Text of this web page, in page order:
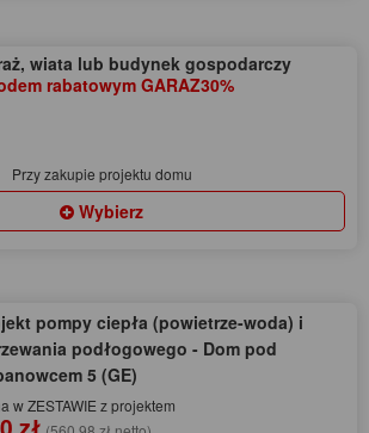
wiata lub budynek gospodarczy
rabatowym GARAZ30%
Przy zakupie projektu domu
Wybierz
pompy ciepła (powietrze-woda) i
podłogowego - Dom pod
5 (GE)
w ZESTAWIE z projektem